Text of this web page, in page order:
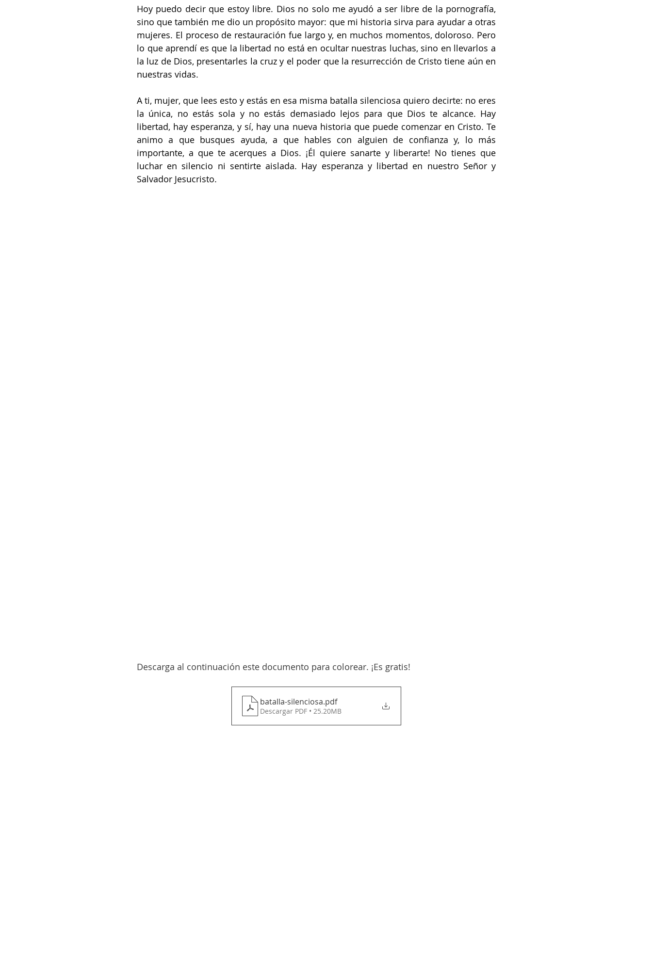
Hoy puedo decir que estoy libre. Dios no solo me ayudó a ser libre de la pornografía,
sino que también me dio un propósito mayor: que mi historia sirva para ayudar a otras
mujeres. El proceso de restauración fue largo y, en muchos momentos, doloroso. Pero
lo que aprendí es que la libertad no está en ocultar nuestras luchas, sino en llevarlos a
la luz de Dios, presentarles la cruz y el poder que la resurrección de Cristo tiene aún en
nuestras vidas.
A ti, mujer, que lees esto y estás en esa misma batalla silenciosa quiero decirte: no eres
la única, no estás sola y no estás demasiado lejos para que Dios te alcance. Hay
libertad, hay esperanza, y sí, hay una nueva historia que puede comenzar en Cristo. Te
animo a que busques ayuda, a que hables con alguien de confianza y, lo más
importante, a que te acerques a Dios. ¡Él quiere sanarte y liberarte! No tienes que
luchar en silencio ni sentirte aislada. Hay esperanza y libertad en nuestro Señor y
Salvador Jesucristo.
Descarga al continuación este documento para colorear. ¡Es gratis!
batalla-silenciosa.pdf
Descargar PDF • 25.20MB